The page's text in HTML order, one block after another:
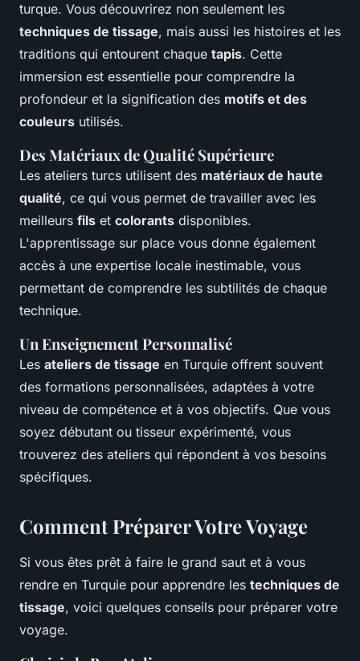
turque. Vous découvrirez non seulement les
techniques de tissage, mais aussi les histoires et les
traditions qui entourent chaque tapis. Cette
immersion est essentielle pour comprendre la
profondeur et la signification des motifs et des
couleurs utilisés.
Des Matériaux de Qualité Supérieure
Les ateliers turcs utilisent des matériaux de haute
qualité, ce qui vous permet de travailler avec les
meilleurs fils et colorants disponibles.
L'apprentissage sur place vous donne également
accès à une expertise locale inestimable, vous
permettant de comprendre les subtilités de chaque
technique.
Un Enseignement Personnalisé
Les ateliers de tissage en Turquie offrent souvent
des formations personnalisées, adaptées à votre
niveau de compétence et à vos objectifs. Que vous
soyez débutant ou tisseur expérimenté, vous
trouverez des ateliers qui répondent à vos besoins
spécifiques.
Comment Préparer Votre Voyage
Si vous êtes prêt à faire le grand saut et à vous
rendre en Turquie pour apprendre les techniques de
tissage, voici quelques conseils pour préparer votre
voyage.